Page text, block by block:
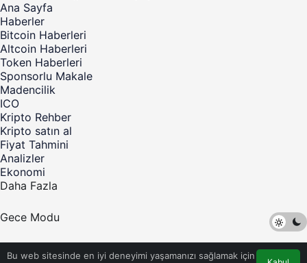
Bu web sitesinde en iyi deneyimi yaşamanızı sağlamak için
Ana Sayfa
Haberler
Bitcoin Haberleri
Altcoin Haberleri
Token Haberleri
Sponsorlu Makale
Madencilik
ICO
Kripto Rehber
Kripto satın al
Fiyat Tahmini
Analizler
Ekonomi
Daha Fazla
Gece Modu
©Telif Hakkı 2017-2023 Kripto Para Haber - Tüm Hakları